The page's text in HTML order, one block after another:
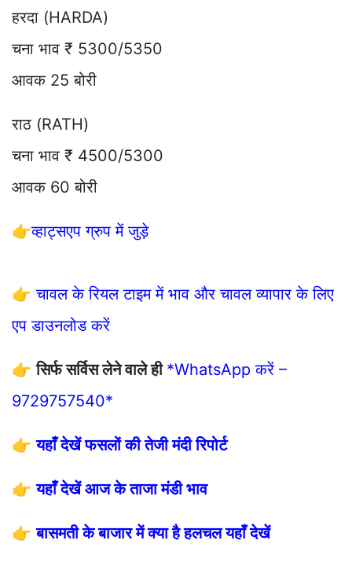
हरदा (HARDA)
चना भाव ₹ 5300/5350
आवक 25 बोरी
राठ (RATH)
चना भाव ₹ 4500/5300
आवक 60 बोरी
👉व्हाट्सएप ग्रुप में जुड़े
👉चावल के रियल टाइम में भाव और चावल व्यापार के लिए
एप डाउनलोड करें
👉सिर्फ सर्विस लेने वाले ही *WhatsApp करें –
9729757540*
👉यहाँ देखें फसलों की तेजी मंदी रिपोर्ट
👉यहाँ देखें आज के ताजा मंडी भाव
👉बासमती के बाजार में क्या है हलचल यहाँ देखें